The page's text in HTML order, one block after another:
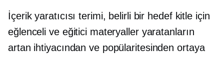
İçerik yaratıcısı terimi, belirli bir hedef kitle için
eğlenceli ve eğitici materyaller yaratanların
artan ihtiyacından ve popülaritesinden ortaya